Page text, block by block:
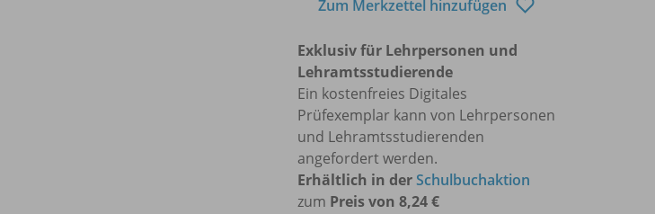
Zum Merkzettel hinzufügen
Exklusiv für Lehrpersonen und
Lehramtsstudierende
Ein kostenfreies Digitales
Prüfexemplar kann von Lehrpersonen
und Lehramtsstudierenden
angefordert werden.
Erhältlich in derSchulbuchaktion
zum Preis von 8,24 €